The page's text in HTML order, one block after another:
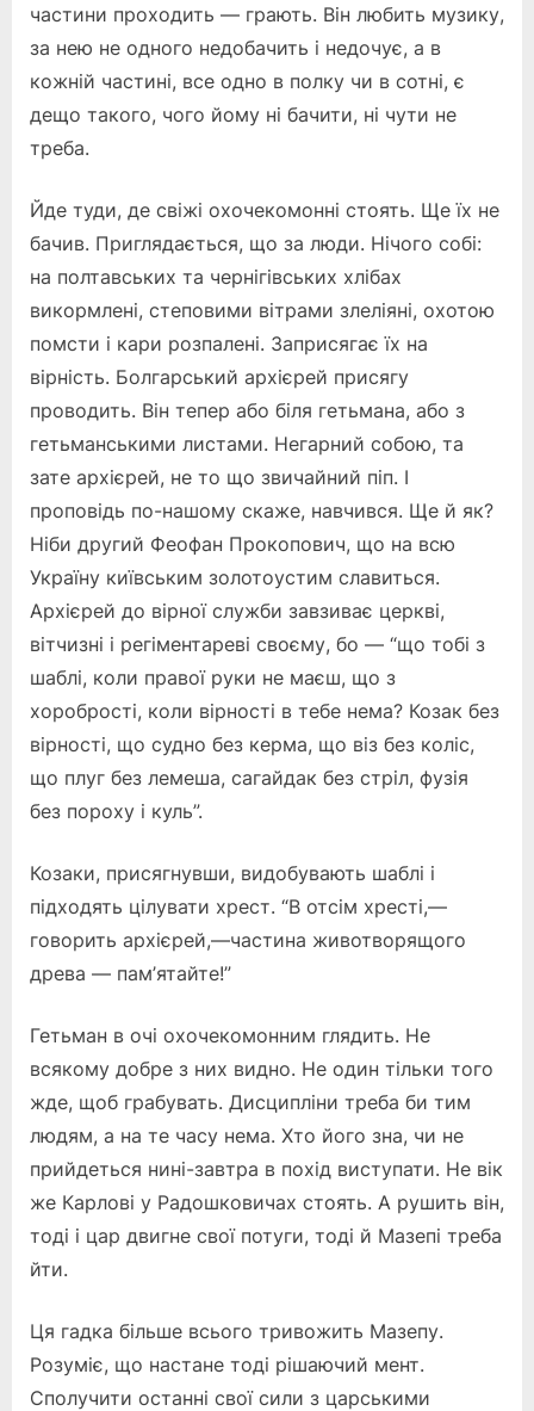
частини проходить — грають. Він любить музику,
за нею не одного недобачить і недочує, а в
кожній частині, все одно в полку чи в сотні, є
дещо такого, чого йому ні бачити, ні чути не
треба.
Йде туди, де свіжі охочекомонні стоять. Ще їх не
бачив. Приглядається, що за люди. Нічого собі:
на полтавських та чернігівських хлібах
викормлені, степовими вітрами злеліяні, охотою
помсти і кари розпалені. Заприсягає їх на
вірність. Болгарський архієрей присягу
проводить. Він тепер або біля гетьмана, або з
гетьманськими листами. Негарний собою, та
зате архієрей, не то що звичайний піп. І
проповідь по-нашому скаже, навчився. Ще й як?
Ніби другий Феофан Прокопович, що на всю
Україну київським золотоустим славиться.
Архієрей до вірної служби завзиває церкві,
вітчизні і регіментареві своєму, бо — “що тобі з
шаблі, коли правої руки не маєш, що з
хоробрості, коли вірності в тебе нема? Козак без
вірності, що судно без керма, що віз без коліс,
що плуг без лемеша, сагайдак без стріл, фузія
без пороху і куль”.
Козаки, присягнувши, видобувають шаблі і
підходять цілувати хрест. “В отсім хресті,—
говорить архієрей,—частина животворящого
древа — пам’ятайте!”
Гетьман в очі охочекомонним глядить. Не
всякому добре з них видно. Не один тільки того
жде, щоб грабувать. Дисципліни треба би тим
людям, а на те часу нема. Хто його зна, чи не
прийдеться нині-завтра в похід виступати. Не вік
же Карлові у Радошковичах стоять. А рушить він,
тоді і цар двигне свої потуги, тоді й Мазепі треба
йти.
Ця гадка більше всього тривожить Мазепу.
Розуміє, що настане тоді рішаючий мент.
Сполучити останні свої сили з царськими